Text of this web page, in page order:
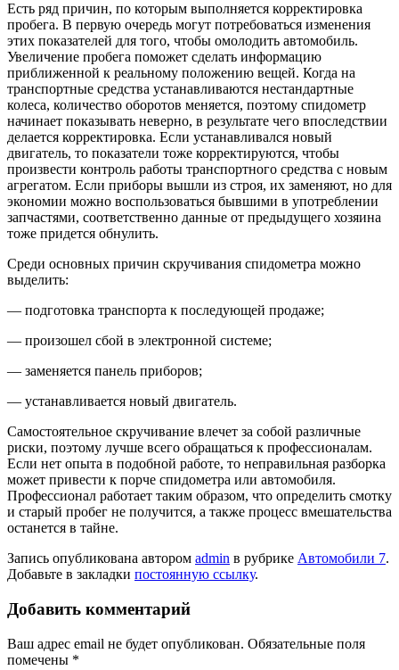
Есть ряд причин, по которым выполняется корректировка
пробега. В первую очередь могут потребоваться изменения
этих показателей для того, чтобы омолодить автомобиль.
Увеличение пробега поможет сделать информацию
приближенной к реальному положению вещей. Когда на
транспортные средства устанавливаются нестандартные
колеса, количество оборотов меняется, поэтому спидометр
начинает показывать неверно, в результате чего впоследствии
делается корректировка. Если устанавливался новый
двигатель, то показатели тоже корректируются, чтобы
произвести контроль работы транспортного средства с новым
агрегатом. Если приборы вышли из строя, их заменяют, но для
экономии можно воспользоваться бывшими в употреблении
запчастями, соответственно данные от предыдущего хозяина
тоже придется обнулить.
Среди основных причин скручивания спидометра можно
выделить:
— подготовка транспорта к последующей продаже;
— произошел сбой в электронной системе;
— заменяется панель приборов;
— устанавливается новый двигатель.
Самостоятельное скручивание влечет за собой различные
риски, поэтому лучше всего обращаться к профессионалам.
Если нет опыта в подобной работе, то неправильная разборка
может привести к порче спидометра или автомобиля.
Профессионал работает таким образом, что определить смотку
и старый пробег не получится, а также процесс вмешательства
останется в тайне.
Запись опубликована автором admin в рубрике Автомобили 7.
Добавьте в закладки постоянную ссылку.
Добавить комментарий
Ваш адрес email не будет опубликован. Обязательные поля
помечены *